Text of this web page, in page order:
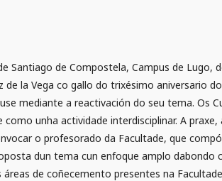
Santiago de Compostela, Campus de Lugo,
la Vega co gallo do trixésimo aniversario
mediante a reactivación do seu tema. Os
unha actividade interdisciplinar. A praxe,
o profesorado da Facultade, que
dun tema cun enfoque amplo dabondo
de coñecemento presentes na